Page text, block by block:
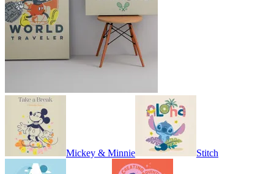
Mickey & Minnie Stitch